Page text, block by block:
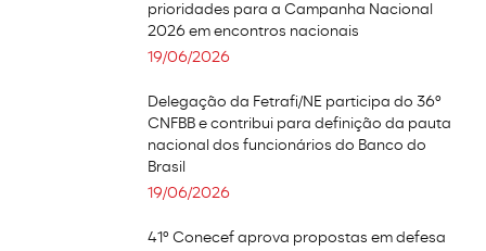
prioridades para a Campanha Nacional
2026 em encontros nacionais
19/06/2026
Delegação da Fetrafi/NE participa do 36º
CNFBB e contribui para definição da pauta
nacional dos funcionários do Banco do
Brasil
19/06/2026
41º Conecef aprova propostas em defesa